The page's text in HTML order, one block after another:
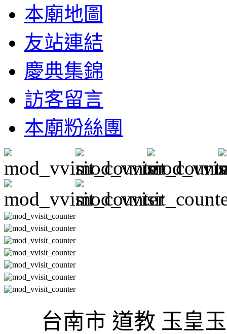
本廟地圖
友站連結
慶典集錦
訪客留言
本廟粉絲團
台南市 道教 玉皇